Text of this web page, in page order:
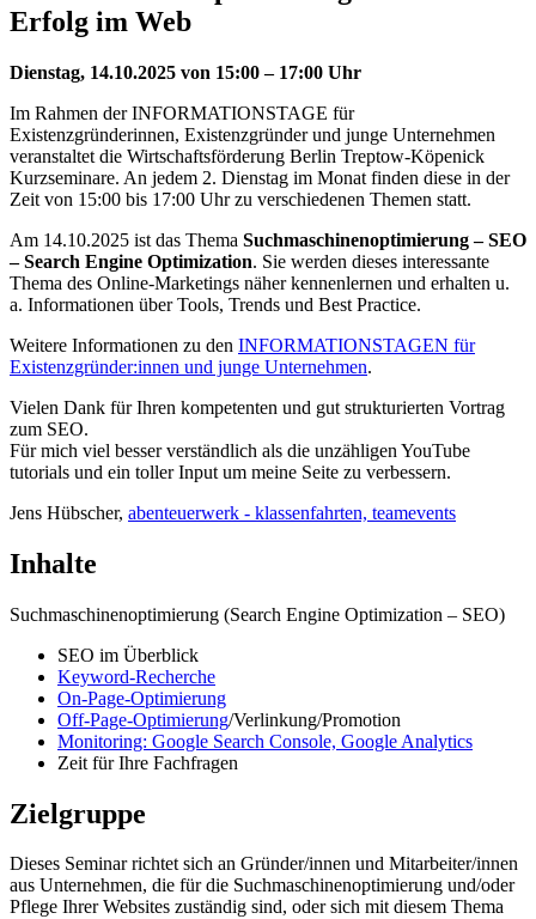
Erfolg im Web
Dienstag, 14.10.2025 von 15:00 – 17:00 Uhr
Im Rahmen der INFORMATIONSTAGE für
Existenzgründerinnen, Existenzgründer und junge Unternehmen
veranstaltet die Wirtschaftsförderung Berlin Treptow-Köpenick
Kurzseminare. An jedem 2. Dienstag im Monat finden diese in der
Zeit von 15:00 bis 17:00 Uhr zu verschiedenen Themen statt.
Am 14.10.2025 ist das Thema Suchmaschinenoptimierung – SEO
– Search Engine Optimization. Sie werden dieses interessante
Thema des Online-Marketings näher kennenlernen und erhalten u.
a. Informationen über Tools, Trends und Best Practice.
Weitere Informationen zu den INFORMATIONSTAGEN für
Existenzgründer:innen und junge Unternehmen.
Vielen Dank für Ihren kompetenten und gut strukturierten Vortrag
zum SEO.
Für mich viel besser verständlich als die unzähligen YouTube
tutorials und ein toller Input um meine Seite zu verbessern.
Jens Hübscher, abenteuerwerk - klassenfahrten, teamevents
Inhalte
Suchmaschinenoptimierung (Search Engine Optimization – SEO)
SEO im Überblick
Keyword-Recherche
On-Page-Optimierung
Off-Page-Optimierung/Verlinkung/Promotion
Monitoring: Google Search Console, Google Analytics
Zeit für Ihre Fachfragen
Zielgruppe
Dieses Seminar richtet sich an Gründer/innen und Mitarbeiter/innen
aus Unternehmen, die für die Suchmaschinenoptimierung und/oder
Pflege Ihrer Websites zuständig sind, oder sich mit diesem Thema